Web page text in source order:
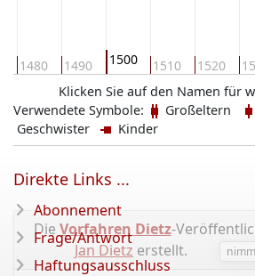
1480 1490 1500 1510 1520
Klicken Sie auf den Namen für
Verwendete Symbole:
Großeltern
Geschwister
Kinder
Die Vorfahren Dietz-
Jan Dietz erstellt.
Direkte Links ...
Abonnement
Frage/Antwort
Haftungsausschluss